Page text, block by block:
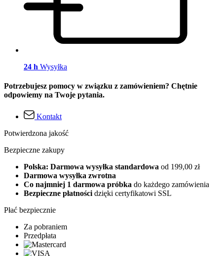
24 h Wysyłka
Potrzebujesz pomocy w związku z zamówieniem? Chętnie
odpowiemy na Twoje pytania.
Kontakt
Potwierdzona jakość
Bezpieczne zakupy
Polska: Darmowa wysyłka standardowa od 199,00 zł
Darmowa wysyłka zwrotna
Co najmniej 1 darmowa próbka do każdego zamówienia
Bezpieczne płatności dzięki certyfikatowi SSL
Płać bezpiecznie
Za pobraniem
Przedpłata